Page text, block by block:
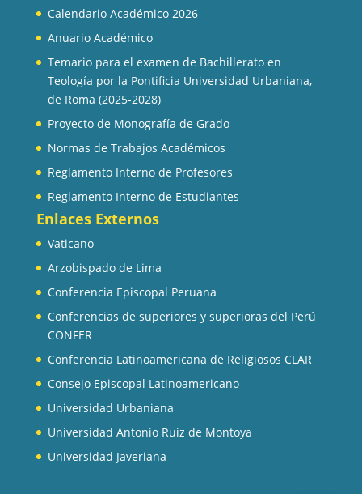
Calendario Académico 2026
Anuario Académico
Temario para el examen de Bachillerato en
Teología por la Pontificia Universidad Urbaniana,
de Roma (2025-2028)
Proyecto de Monografía de Grado
Normas de Trabajos Académicos
Reglamento Interno de Profesores
Reglamento Interno de Estudiantes
Enlaces Externos
Vaticano
Arzobispado de Lima
Conferencia Episcopal Peruana
Conferencias de superiores y superioras del Perú
CONFER
Conferencia Latinoamericana de Religiosos CLAR
Consejo Episcopal Latinoamericano
Universidad Urbaniana
Universidad Antonio Ruiz de Montoya
Universidad Javeriana